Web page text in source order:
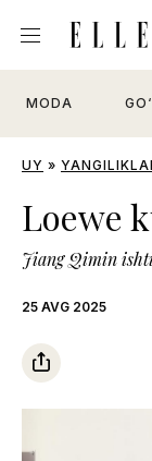
MODA
UY »
Loewe
Jiang Qimin
25 AVG 2025